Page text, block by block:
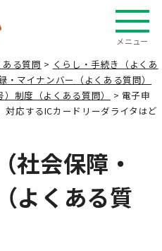
メニュー
ある質問 > くらし・手続き（よくあ
・マイナンバー（よくある質問）
制度（よくある質問）
> 電子申
応するICカードリーダライタはど
社会保障・
よくある質